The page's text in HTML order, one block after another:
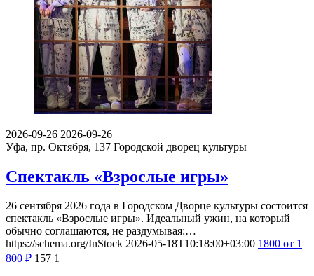
2026-09-26 2026-09-26
Уфа, пр. Октября, 137 Городской дворец культуры
Спектакль «Взрослые игры»
26 сентября 2026 года в Городском Дворце культуры состоится
спектакль «Взрослые игры». Идеальный ужин, на который
обычно соглашаются, не раздумывая:…
https://schema.org/InStock 2026-05-18T10:18:00+03:00 1800 от 1
800 ₽ 157 1